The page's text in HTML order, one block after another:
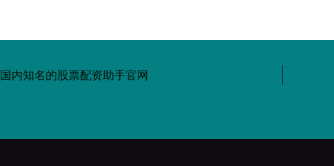
国内知名的股票配资助手官网